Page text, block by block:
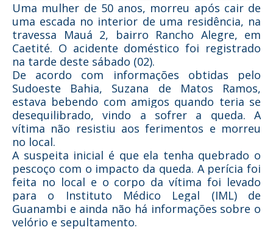
Uma mulher de 50 anos, morreu após cair de
uma escada no interior de uma residência, na
travessa Mauá 2, bairro Rancho Alegre, em
Caetité. O acidente doméstico foi registrado
na tarde deste sábado (02).
De acordo com informações obtidas pelo
Sudoeste Bahia, Suzana de Matos Ramos,
estava bebendo com amigos quando teria se
desequilibrado, vindo a sofrer a queda. A
vítima não resistiu aos ferimentos e morreu
no local.
A suspeita inicial é que ela tenha quebrado o
pescoço com o impacto da queda. A perícia foi
feita no local e o corpo da vítima foi levado
para o Instituto Médico Legal (IML) de
Guanambi e ainda não há informações sobre o
velório e sepultamento.